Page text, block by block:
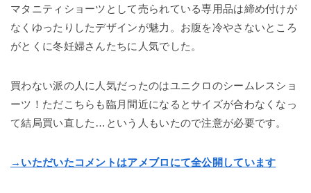
マタニティショーツとして売られている専用品は締め付けが
なくゆったりしたデザインが魅力。お腹を冷やさないところ
がとくに冬妊婦さんたちに人気でした。
買わない派の人に人気だったのはユニクロのシームレスショ
ーツ！ただこちらも臨月間近になるとサイズが合わなくなっ
て結局買い直した…という人もいたので注意が必要です。
→いただいたコメントはアメブロにて全公開しています